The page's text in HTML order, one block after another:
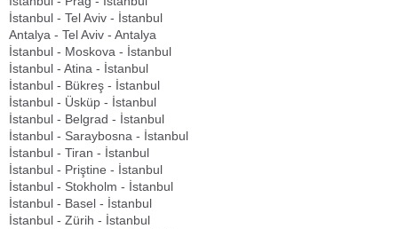
İstanbul - Tel Aviv - İstanbul
Antalya - Tel Aviv - Antalya
İstanbul - Moskova - İstanbul
İstanbul - Atina - İstanbul
İstanbul - Bükreş - İstanbul
İstanbul - Üsküp - İstanbul
İstanbul - Belgrad - İstanbul
İstanbul - Saraybosna - İstanbul
İstanbul - Tiran - İstanbul
İstanbul - Priştine - İstanbul
İstanbul - Stokholm - İstanbul
İstanbul - Basel - İstanbul
İstanbul - Zürih - İstanbul